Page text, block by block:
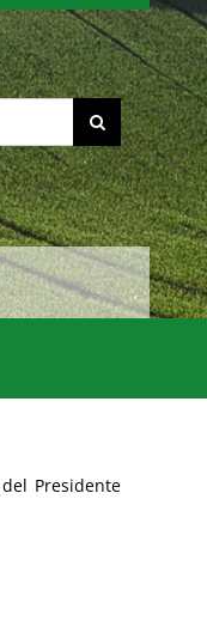
Presidente